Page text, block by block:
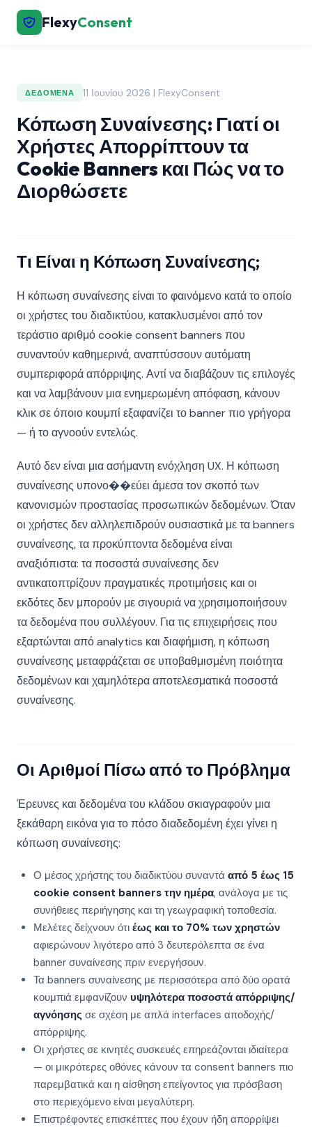
FlexyConsent
ΔΕΔΟΜΈΝΑ 11 Ιουνίου 2026 | FlexyConsent
Κόπωση Συναίνεσης: Γιατί οι
Χρήστες Απορρίπτουν τα
Cookie Banners και Πώς να το
Διορθώσετε
Τι Είναι η Κόπωση Συναίνεσης;
Η κόπωση συναίνεσης είναι το φαινόμενο κατά το οποίο
οι χρήστες του διαδικτύου, κατακλυσμένοι από τον
τεράστιο αριθμό cookie consent banners που
συναντούν καθημερινά, αναπτύσσουν αυτόματη
συμπεριφορά απόρριψης. Αντί να διαβάζουν τις επιλογές
και να λαμβάνουν μια ενημερωμένη απόφαση, κάνουν
κλικ σε όποιο κουμπί εξαφανίζει το banner πιο γρήγορα
— ή το αγνοούν εντελώς.
Αυτό δεν είναι μια ασήμαντη ενόχληση UX. Η κόπωση
συναίνεσης υπονο��εύει άμεσα τον σκοπό των
κανονισμών προστασίας προσωπικών δεδομένων. Όταν
οι χρήστες δεν αλληλεπιδρούν ουσιαστικά με τα banners
συναίνεσης, τα προκύπτοντα δεδομένα είναι
αναξιόπιστα: τα ποσοστά συναίνεσης δεν
αντικατοπτρίζουν πραγματικές προτιμήσεις και οι
εκδότες δεν μπορούν με σιγουριά να χρησιμοποιήσουν
τα δεδομένα που συλλέγουν. Για τις επιχειρήσεις που
εξαρτώνται από analytics και διαφήμιση, η κόπωση
συναίνεσης μεταφράζεται σε υποβαθμισμένη ποιότητα
δεδομένων και χαμηλότερα αποτελεσματικά ποσοστά
συναίνεσης.
Οι Αριθμοί Πίσω από το Πρόβλημα
Έρευνες και δεδομένα του κλάδου σκιαγραφούν μια
ξεκάθαρη εικόνα για το πόσο διαδεδομένη έχει γίνει η
κόπωση συναίνεσης:
Ο μέσος χρήστης του διαδικτύου συναντά από 5 έως 15
cookie consent banners την ημέρα, ανάλογα με τις
συνήθειες περιήγησης και τη γεωγραφική τοποθεσία.
Μελέτες δείχνουν ότι έως και το 70% των χρηστών
αφιερώνουν λιγότερο από 3 δευτερόλεπτα σε ένα
banner συναίνεσης πριν ενεργήσουν.
Τα banners συναίνεσης με περισσότερα από δύο ορατά
κουμπιά εμφανίζουν υψηλότερα ποσοστά απόρριψης/
αγνόησης σε σχέση με απλά interfaces αποδοχής/
απόρριψης.
Οι χρήστες σε κινητές συσκευές επηρεάζονται ιδιαίτερα
— οι μικρότερες οθόνες κάνουν τα consent banners πιο
παρεμβατικά και η αίσθηση επείγοντος για πρόσβαση
στο περιεχόμενο είναι μεγαλύτερη.
Επιστρέφοντες επισκέπτες που έχουν ήδη απορρίψει